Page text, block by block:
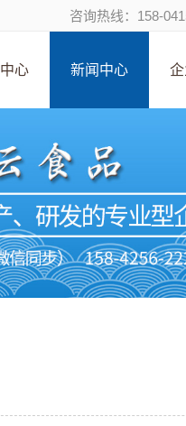
咨询热线：158-
心 新闻中心